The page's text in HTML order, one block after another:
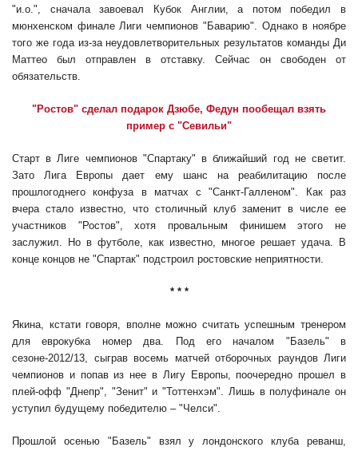
"и.о.", сначала завоевал Кубок Англии, а потом победил в
мюнхенском финале Лиги чемпионов "Баварию". Однако в ноябре
того же года из-за неудовлетворительных результатов команды Ди
Маттео был отправлен в отставку. Сейчас он свободен от
обязательств.
"Ростов" сделал подарок Дзюбе, Федун пообещал взять
пример с "Севильи"
Старт в Лиге чемпионов "Спартаку" в ближайший год не светит.
Зато Лига Европы дает ему шанс на реабилитацию после
прошлогоднего конфуза в матчах с "Санкт-Галленом". Как раз
вчера стало известно, что столичный клуб заменит в числе ее
участников "Ростов", хотя провальным финишем этого не
заслужил. Но в футболе, как известно, многое решает удача. В
конце концов не "Спартак" подстроил ростовские неприятности.
* * *
Якина, кстати говоря, вполне можно считать успешным тренером
для еврокубка номер два. Под его началом "Базель" в
сезоне-2012/13, сыграв восемь матчей отборочных раундов Лиги
чемпионов и попав из нее в Лигу Европы, поочередно прошел в
плей-офф "Днепр", "Зенит" и "Тоттенхэм". Лишь в полуфинале он
уступил будущему победителю – "Челси".
Прошлой осенью "Базель" взял у лондонского клуба реванш,